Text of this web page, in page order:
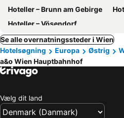
Hoteller – Brunn am Gebirge
Hoteller – Vösendorf
Se alle overnatningssteder i Wien
Hotelsøgning
Europa Østrig
a&o Wien Hauptbahnhof
Vælg dit land